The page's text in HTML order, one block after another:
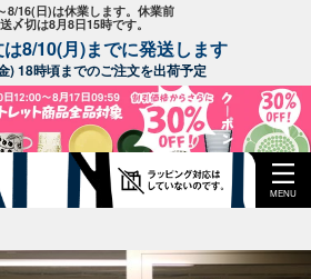
8/16(日)は休業します。休業前
〆切は8月8日15時です。
8/10(月)までに発送します
) 18時頃までのご注文を出荷予定
MENU